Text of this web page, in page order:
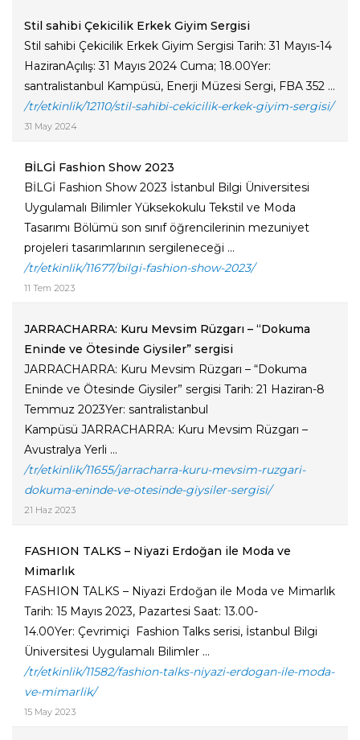
Stil sahibi Çekicilik Erkek Giyim Sergisi
Stil sahibi Çekicilik Erkek Giyim Sergisi Tarih: 31 Mayıs-14
HaziranAçılış: 31 Mayıs 2024 Cuma; 18.00Yer:
santralistanbul Kampüsü, Enerji Müzesi Sergi, FBA 352 ...
/tr/etkinlik/12110/stil-sahibi-cekicilik-erkek-giyim-sergisi/
31 May 2024
BİLGİ Fashion Show 2023
BİLGİ Fashion Show 2023 İstanbul Bilgi Üniversitesi
Uygulamalı Bilimler Yüksekokulu Tekstil ve Moda
Tasarımı Bölümü son sınıf öğrencilerinin mezuniyet
projeleri tasarımlarının sergileneceği ...
/tr/etkinlik/11677/bilgi-fashion-show-2023/
11 Tem 2023
JARRACHARRA: Kuru Mevsim Rüzgarı – “Dokuma
Eninde ve Ötesinde Giysiler” sergisi
JARRACHARRA: Kuru Mevsim Rüzgarı – “Dokuma
Eninde ve Ötesinde Giysiler” sergisi Tarih: 21 Haziran-8
Temmuz 2023Yer: santralistanbul
Kampüsü JARRACHARRA: Kuru Mevsim Rüzgarı –
Avustralya Yerli ...
/tr/etkinlik/11655/jarracharra-kuru-mevsim-ruzgari-
dokuma-eninde-ve-otesinde-giysiler-sergisi/
21 Haz 2023
FASHION TALKS – Niyazi Erdoğan ile Moda ve
Mimarlık
FASHION TALKS – Niyazi Erdoğan ile Moda ve Mimarlık
Tarih: 15 Mayıs 2023, Pazartesi Saat: 13.00-
14.00Yer: Çevrimiçi Fashion Talks serisi, İstanbul Bilgi
Üniversitesi Uygulamalı Bilimler ...
/tr/etkinlik/11582/fashion-talks-niyazi-erdogan-ile-moda-
ve-mimarlik/
15 May 2023